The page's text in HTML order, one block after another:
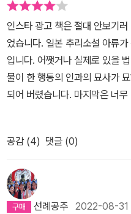
인스타 광고 책은 절대 안보기
었습니다. 일본 추리소설 아류가 굉장히 많지만 백광은 꽤 괜찮은 편
입니다. 어쨋거나 실제로 있을
물이 한 행동의 인과의 묘사가
되어 버렸습니다. 마지막은 너
공감 (4) 댓글 (0)
선례공주 2022-08-31